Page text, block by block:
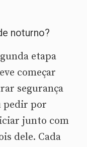
noturno?
etapa
começar
segurança
pedir por
junto com
dele. Cada